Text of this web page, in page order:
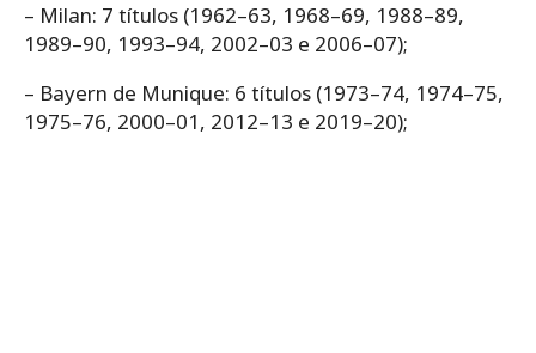
– Milan: 7 títulos (1962–63, 1968–69, 1988–89,
1989–90, 1993–94, 2002–03 e 2006–07);
– Bayern de Munique: 6 títulos (1973–74, 1974–75,
1975–76, 2000–01, 2012–13 e 2019–20);